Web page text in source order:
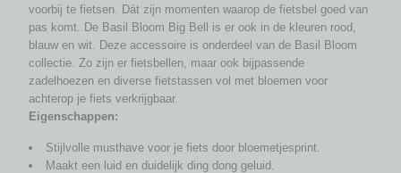
voorbij te fietsen. Dát zijn momenten waarop de fietsbel goed van
pas komt. De Basil Bloom Big Bell is er ook in de kleuren rood,
blauw en wit. Deze accessoire is onderdeel van de Basil Bloom
collectie. Zo zijn er fietsbellen, maar ook bijpassende
zadelhoezen en diverse fietstassen vol met bloemen voor
achterop je fiets verkrijgbaar.
Eigenschappen:
Stijlvolle musthave voor je fiets door bloemetjesprint.
Maakt een luid en duidelijk ding dong geluid.